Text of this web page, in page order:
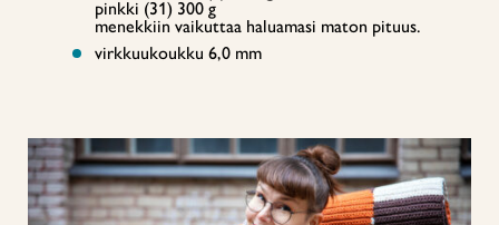
pinkki (31) 300 g
menekkiin vaikuttaa haluamasi maton pituus.
virkkuukoukku 6,0 mm